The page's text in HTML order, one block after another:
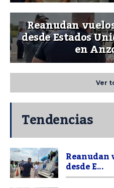
Reanudan
desde Estados
en
Ver
Tendencias
desde E...